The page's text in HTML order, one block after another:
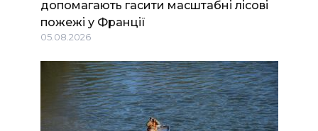
допомагають гасити масштабні лісові
пожежі у Франції
05.08.2026